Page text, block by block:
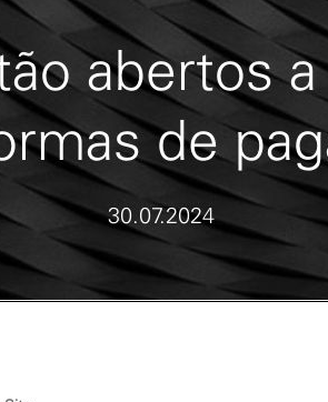
abertos
de
30.07.2024